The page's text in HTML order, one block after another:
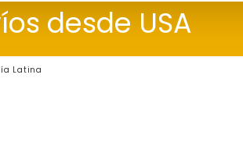
desde USA
Latina